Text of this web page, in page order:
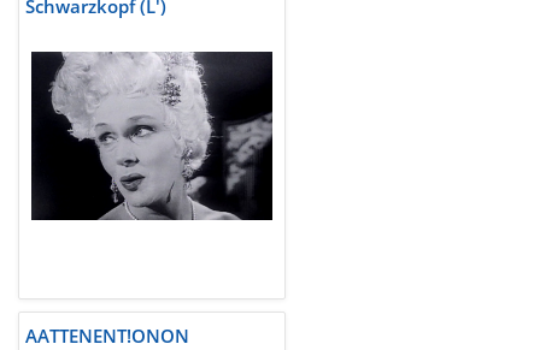
Schwarzkopf (L')
AATTENENT!ONON